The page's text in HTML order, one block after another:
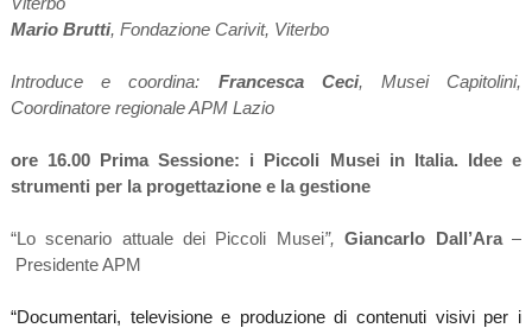
Mario Brutti, Fondazione Carivit, Viterbo
Introduce e coordina: Francesca Ceci, Musei Capitolini,
Coordinatore regionale APM Lazio
ore 16.00 Prima Sessione: i Piccoli Musei in Italia. Idee e
strumenti per la progettazione e la gestione
“Lo scenario attuale dei Piccoli Musei”, Giancarlo Dall’Ara–
Presidente APM
“Documentari, televisione e produzione di contenuti visivi per i